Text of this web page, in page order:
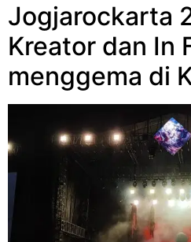
Jogjarockarta
Kreator dan In
menggema di